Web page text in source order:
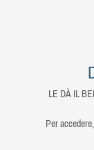
LE DÀ IL
Per